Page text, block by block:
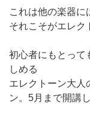
これは他の楽器に
それこそがエレク
初心者にもとって
しめる
エレクトーン大人
ン。5月まで開講